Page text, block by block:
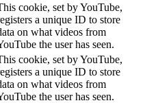
cookie, set by YouTube,
a unique ID to store
on what videos from
the user has seen.
cookie, set by YouTube,
a unique ID to store
on what videos from
the user has seen.